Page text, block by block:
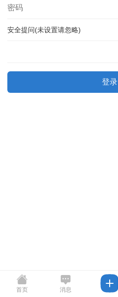
安全提问(未设置请忽略)
登录
首页 消息